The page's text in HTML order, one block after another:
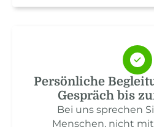
Persönliche
Gespräch bis
Bei uns sprechen
Menschen, nicht